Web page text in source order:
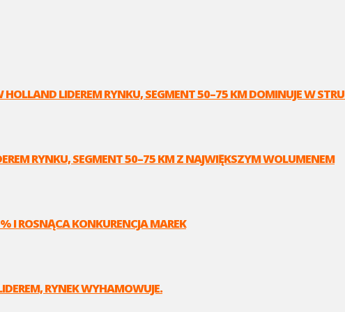
LIDEREM RYNKU, SEGMENT 50–75 KM DOMINUJE W
RYNKU, SEGMENT 50–75 KM Z NAJWIĘKSZYM WOLUMENEM
I ROSNĄCA KONKURENCJA MAREK
RYNEK WYHAMOWUJE.